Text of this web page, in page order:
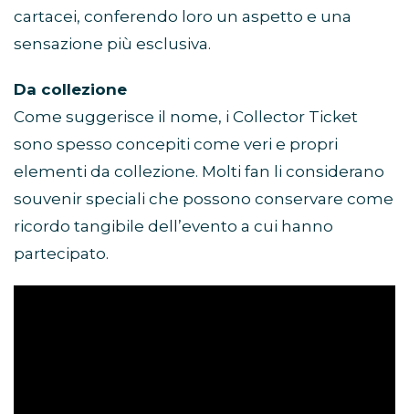
cartacei, conferendo loro un aspetto e una
sensazione più esclusiva.
Da collezione
Come suggerisce il nome, i Collector Ticket
sono spesso concepiti come veri e propri
elementi da collezione. Molti fan li considerano
souvenir speciali che possono conservare come
ricordo tangibile dell’evento a cui hanno
partecipato.